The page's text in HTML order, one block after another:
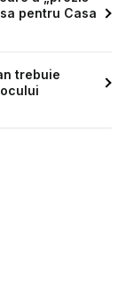
pentru Casa
trebuie